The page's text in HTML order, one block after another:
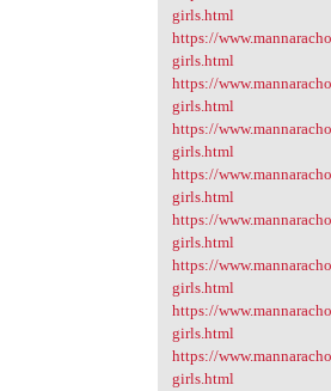
girls.html
https://
girls.html
https://
girls.html
https://
girls.html
https://
girls.html
https://
girls.html
https://
girls.html
https://
girls.html
https://
girls.html